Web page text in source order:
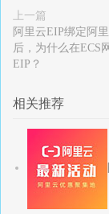
上一篇
阿里云EIP绑定阿
后，为什么在ECS
EIP？
相关推荐